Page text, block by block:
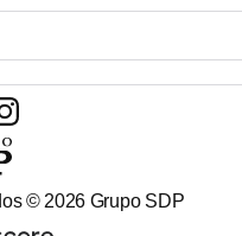
©2026 Grupo SDP